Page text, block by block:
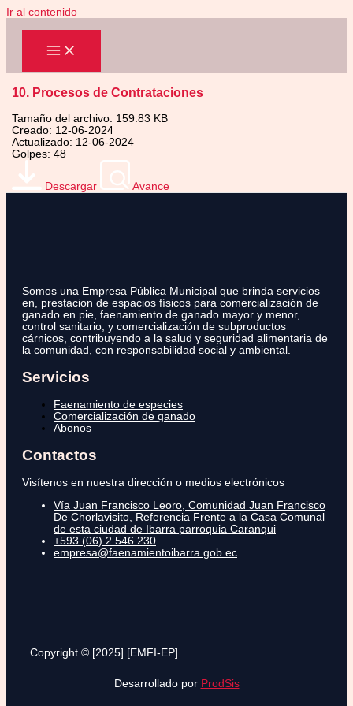
Ir al contenido
10. Procesos de Contrataciones
Tamaño del archivo: 159.83 KB
Creado: 12-06-2024
Actualizado: 12-06-2024
Golpes: 48
Descargar Avance
Somos una Empresa Pública Municipal que brinda servicios
en, prestacion de espacios físicos para comercialización de
ganado en pie, faenamiento de ganado mayor y menor,
control sanitario, y comercialización de subproductos
cárnicos, contribuyendo a la salud y seguridad alimentaria de
la comunidad, con responsabilidad social y ambiental.
Servicios
Faenamiento de especies
Comercialización de ganado
Abonos
Contactos
Visítenos en nuestra dirección o medios electrónicos
Vía Juan Francisco Leoro, Comunidad Juan Francisco
De Chorlavisito, Referencia Frente a la Casa Comunal
de esta ciudad de Ibarra parroquia Caranqui
+593 (06) 2 546 230
empresa@faenamientoibarra.gob.ec
Copyright © [2025] [EMFI-EP]
Desarrollado por ProdSis